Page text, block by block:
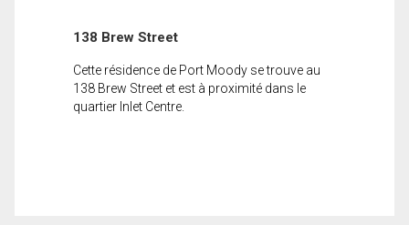
138 Brew Street
Cette résidence de Port Moody se trouve au
138 Brew Street et est à proximité dans le
quartier Inlet Centre.